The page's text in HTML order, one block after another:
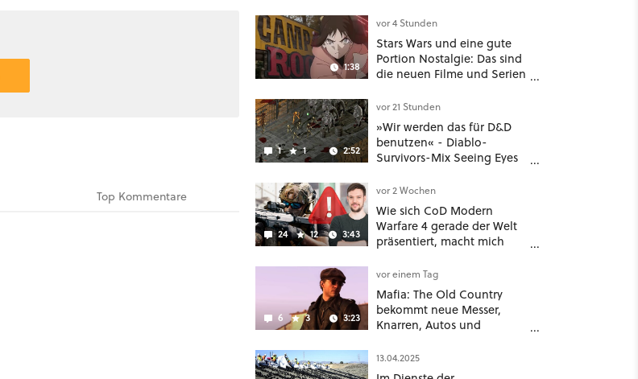
Top Kommentare
Deal
1:38
vor 4 Stunden
Stars Wars und eine gute
Portion Nostalgie: Das sind
die neuen Filme und Serien
1 1 2:52
vor 21 Stunden
»Wir werden das für D&D
benutzen« - Diablo-
Survivors-Mix Seeing Eyes
nützliches Map-Tool
24 12 3:43
vor 2 Wochen
Wie sich CoD Modern
Warfare 4 gerade der Welt
präsentiert, macht mich
6 3 3:23
vor einem Tag
Mafia: The Old Country
bekommt neue Messer,
Knarren, Autos und
hat mehr dabei als nur
Story
13.04.2025